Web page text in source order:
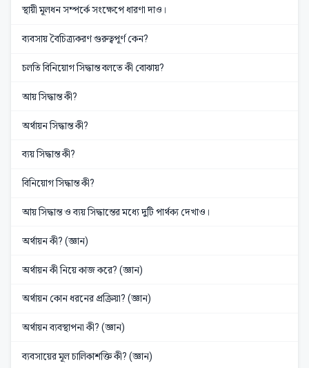
স্থায়ী মূলধন সম্পর্কে সংক্ষেপে ধারণা দাও।
ব্যবসায় বৈচিত্র্যকরণ গুরুত্বপূর্ণ কেন?
চলতি বিনিয়োগ সিদ্ধান্ত বলতে কী বোঝায়?
আয় সিদ্ধান্ত কী?
অর্থায়ন সিদ্ধান্ত কী?
ব্যয় সিদ্ধান্ত কী?
বিনিয়োগ সিদ্ধান্ত কী?
আয় সিদ্ধান্ত ও ব্যয় সিদ্ধান্তের মধ্যে দুটি পার্থক্য দেখাও।
অর্থায়ন কী? (জ্ঞান)
অর্থায়ন কী নিয়ে কাজ করে? (জ্ঞান)
অর্থায়ন কোন ধরনের প্রক্রিয়া? (জ্ঞান)
অর্থায়ন ব্যবস্থাপনা কী? (জ্ঞান)
ব্যবসায়ের মূল চালিকাশক্তি কী? (জ্ঞান)